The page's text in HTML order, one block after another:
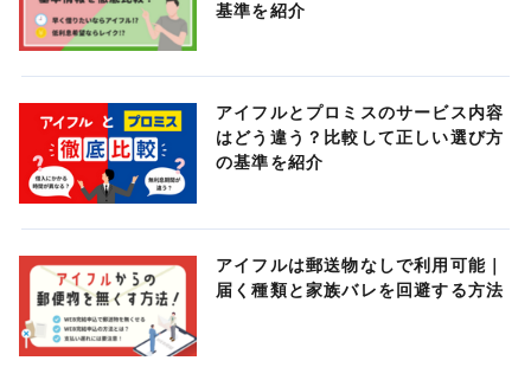
基準を紹介
アイフルとプロミスのサービス内容
はどう違う？比較して正しい選び方
の基準を紹介
アイフルは郵送物なしで利用可能｜
届く種類と家族バレを回避する方法